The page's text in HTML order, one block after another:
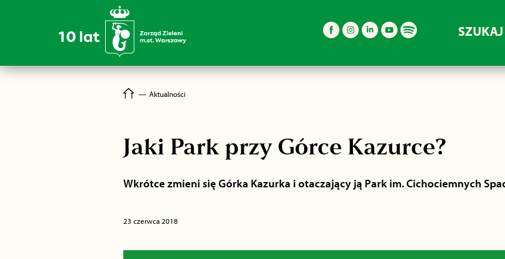
SZUKAJ
― Aktualności
Jaki Park przy Górce Kazurce?
Wkrótce zmieni się Górka Kazurka i otaczający ją Park im. Cichociemnych
23 czerwca 2018